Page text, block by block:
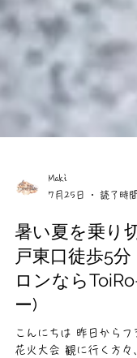
Maki
7月25日
読了時
戸東口徒歩5